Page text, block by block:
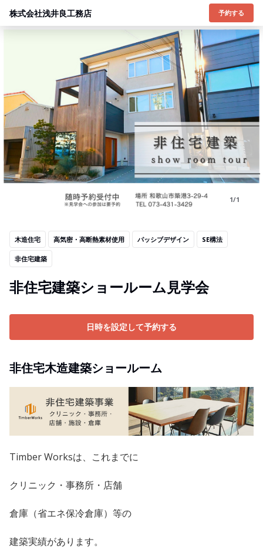
株式会社浅井良工務店 予約する
1/1
木造住宅 高気密・高断熱素材使用 パッシブデザイン SE構法
非住宅建築
非住宅建築ショールーム見学会
日時を設定して予約する
非住宅木造建築ショールーム
Timber Worksは、これまでに
クリニック・事務所・店舗
倉庫（省エネ保冷倉庫）等の
建築実績があります。